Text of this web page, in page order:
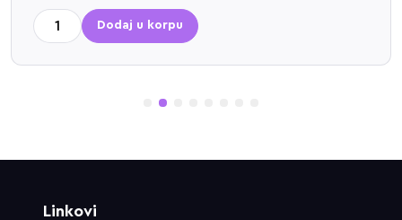
Dodaj u korpu
5
Linkovi